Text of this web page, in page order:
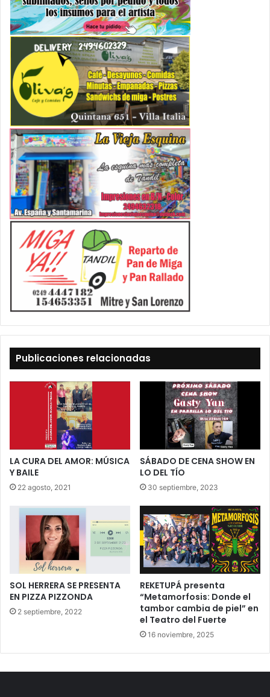
Publicaciones relacionadas
LA CURA DEL AMOR: MÚSICA
Y BAILE
22 agosto, 2021
SÁBADO DE CENA SHOW EN
LO DEL TÍO
30 septiembre, 2023
SOL HERRERA SE PRESENTA
EN PIZZA PIZZONDA
2 septiembre, 2022
REKETUPÁ presenta
“Metamorfosis: Donde el
tambor cambia de piel” en
el Teatro del Fuerte
16 noviembre, 2025